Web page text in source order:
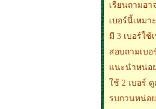
เรียนถามอา
เบอร์นี้เหมา
มี 3 เบอร์ใช้
สอบถามเบอ
แนะนำหน่อ
ใช้ 2 เบอร์
รบกวนหน่อ